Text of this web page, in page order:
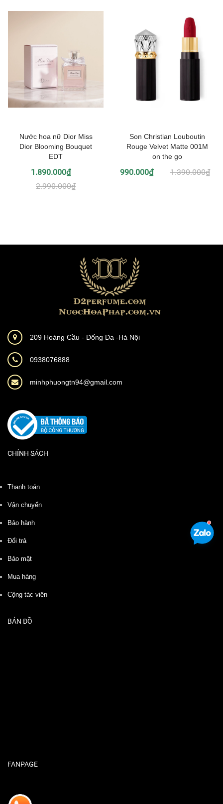
Nước hoa nữ Dior Miss
Dior Blooming Bouquet
EDT
1.890.000₫
2.990.000₫
Son Christian Louboutin
Rouge Velvet Matte 001M
on the go
990.000₫ 1.390.000₫
209 Hoàng Cầu - Đống Đa -Hà Nội
0938076888
minhphuongtn94@gmail.com
CHÍNH SÁCH
Thanh toán
Vận chuyển
Bảo hành
Đổi trả
Bảo mật
Mua hàng
Cộng tác viên
BẢN ĐỒ
FANPAGE